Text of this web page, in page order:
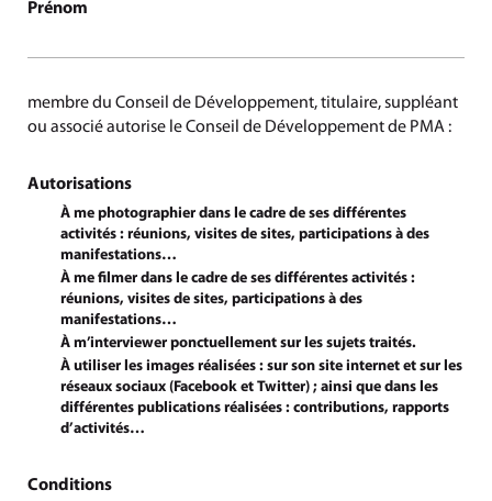
Prénom
membre du Conseil de Développement, titulaire, suppléant
ou associé autorise le Conseil de Développement de PMA :
Autorisations
À me photographier dans le cadre de ses différentes
activités : réunions, visites de sites, participations à des
manifestations…
À me filmer dans le cadre de ses différentes activités :
réunions, visites de sites, participations à des
manifestations…
À m’interviewer ponctuellement sur les sujets traités.
À utiliser les images réalisées : sur son site internet et sur les
réseaux sociaux (Facebook et Twitter) ; ainsi que dans les
différentes publications réalisées : contributions, rapports
d’activités…
Conditions